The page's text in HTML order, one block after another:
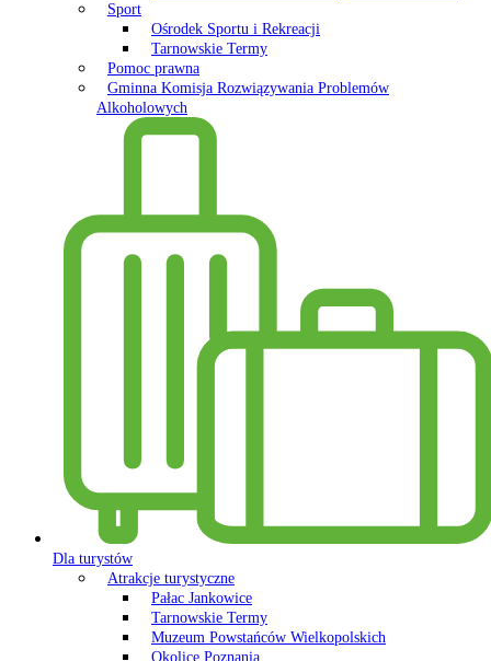
Sport
Ośrodek Sportu i Rekreacji
Tarnowskie Termy
Pomoc prawna
Gminna Komisja Rozwiązywania Problemów
Alkoholowych
Dla turystów
Atrakcje turystyczne
Pałac Jankowice
Tarnowskie Termy
Muzeum Powstańców Wielkopolskich
Okolice Poznania